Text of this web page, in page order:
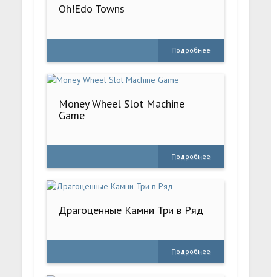
Oh!Edo Towns
Подробнее
Money Wheel Slot Machine
Game
Подробнее
Драгоценные Камни Три в Ряд
Подробнее